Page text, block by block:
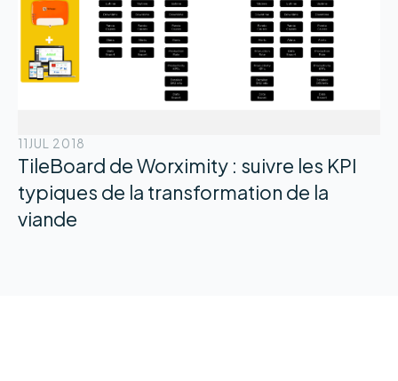
11 JUL 2018
TileBoard de Worximity : suivre les KPI
typiques de la transformation de la
viande